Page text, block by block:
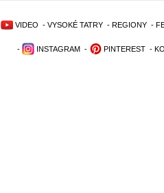
VIDEO - VYSOKÉ TATRY - REGIONY -
- INSTAGRAM - PINTEREST -